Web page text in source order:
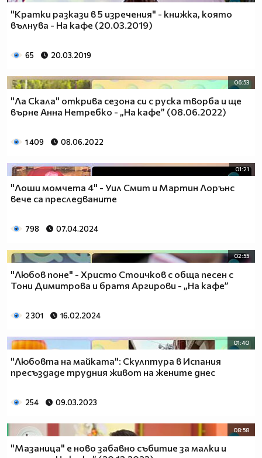
"Кратки разкази в 5 изречения" - книжка, която
вълнува - На кафе (20.03.2019)
65 20.03.2019
06:53
"Ла Скала" открива сезона си с руска творба и ще
върне Анна Нетребко - „На кафе” (08.06.2022)
1 409 08.06.2022
01:21
"Лоши момчета 4" - Уил Смит и Мартин Лорънс
вече са преследваните
798 07.04.2024
02:55
"Любов поне" - Христо Стоичков с обща песен с
Тони Димитрова и братя Аргирови - „На кафе”
2 301 16.02.2024
01:40
"Любовта на майката": Скулптура в Испания
пресъздаде трудния живот на жените днес
254 09.03.2023
08:58
"Мазаница" е ново забавно събитие за малки и